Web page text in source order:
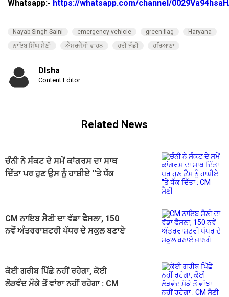
Whatsapp:- https://whatsapp.com/channel/
Nayab Singh Saini emergency vehicle green flag
Haryana
ਨਾਇਬ ਸਿੰਘ ਸੈਣੀ
ਐਮਰਜੈਂਸੀ ਵਾਹਨ ਹਰੀ ਝੰਡੀ ਹਰਿਆਣਾ
DIsha
Content Editor
Related News
ਚੰਨੀ ਨੇ ਸੰਕਟ ਦੇ ਸਮੇਂ ਕਾਂਗਰਸ ਦਾ ਸਾਥ
ਦਿੱਤਾ ਪਰ ਹੁਣ ਉਸ ਨੂੰ ਹਾਸ਼ੀਏ ''ਤੇ ਧੱਕ
CM ਨਾਇਬ ਸੈਣੀ ਦਾ ਵੱਡਾ ਫੈਸਲਾ, 150
ਨਵੇਂ ਅੰਤਰਰਾਸ਼ਟਰੀ ਪੱਧਰ ਦੇ ਸਕੂਲ ਬਣਾਏ
ਕੋਈ ਗਰੀਬ ਪਿੱਛੇ ਨਹੀਂ ਰਹੇਗਾ, ਕੋਈ
ਲੋੜਵੰਦ ਮੌਕੇ ਤੋਂ ਵਾਂਝਾ ਨਹੀਂ ਰਹੇਗਾ : CM